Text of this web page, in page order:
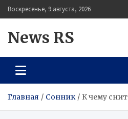
Перейти
к
Воскресенье, 9 августа, 2026
News RS
Главная Сонник К чему